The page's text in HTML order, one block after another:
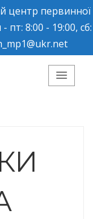
центр первинної
пт: 8:00 - 19:00, сб: